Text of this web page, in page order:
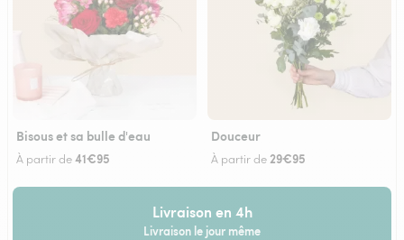
Bisous et sa bulle d'eau
À partir de41€95
Douceur
À partir de 29€95
Livraison en 4h
Livraison le jour même